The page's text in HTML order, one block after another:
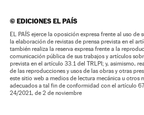
©EDICIONES EL PAÍS
EL PAÍS ejerce la oposición expresa frente al uso de
la elaboración de revistas de prensa prevista en el
también realiza la reserva expresa frente a la
comunicación pública de sus trabajos y artículos
prevista en el artículo 33.1 del TRLPI; y, asimismo,
de las reproducciones y usos de las obras y otras
este sitio web a medios de lectura mecánica u otros
adecuados a tal fin de conformidad con el artículo
24/2021, de 2 de noviembre